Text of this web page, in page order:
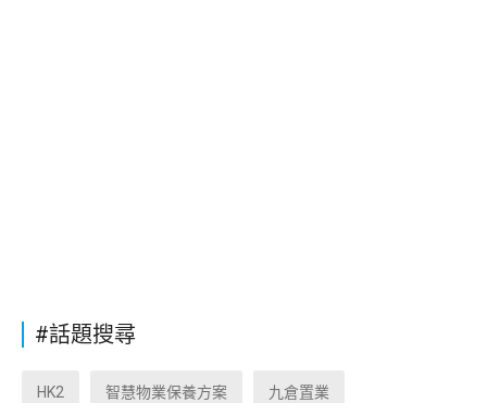
#話題搜尋
HK2 智慧物業保養方案 九倉置業